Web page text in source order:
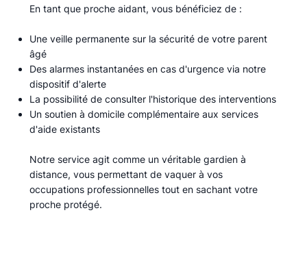
En tant que proche aidant, vous bénéficiez de :
Une veille permanente sur la sécurité de votre parent
âgé
Des alarmes instantanées en cas d'urgence via notre
dispositif d'alerte
La possibilité de consulter l'historique des interventions
Un soutien à domicile complémentaire aux services
d'aide existants
Notre service agit comme un véritable gardien à
distance, vous permettant de vaquer à vos
occupations professionnelles tout en sachant votre
proche protégé.